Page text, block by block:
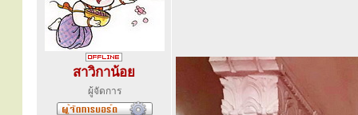
สาวิกาน้อย
ผู้จัดการ